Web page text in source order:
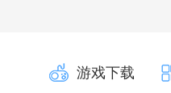
游戏下载